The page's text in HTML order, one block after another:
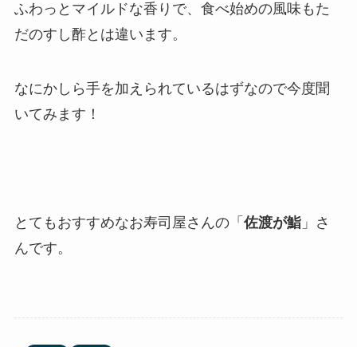
ふわっとマイルドな香りで、食べ始めの風味もた
だのすし酢とは違います。
なにかしら手を加えられているはずなので今度聞
いてみます！
とてもおすすめなお寿司屋さんの「 佐渡が鮨」さ
んです。